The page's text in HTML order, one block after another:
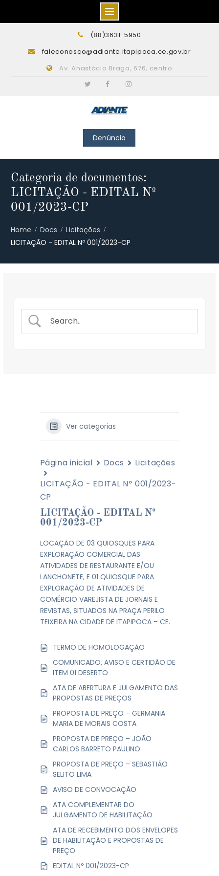
content
(88)3631-5950
faleconosco@adiante.itapipoca.ce.gov.br
Av. Anastácio Braga, 676, centro
Denúncia
Categoria de documentos:
LICITAÇÃO - EDITAL Nº
001/2023-CP
Home Docs
Licitações
LICITAÇÃO - EDITAL Nº 001/2023-CP
Ver categorias
Página inicial Docs
Licitações
LICITAÇÃO - EDITAL Nº 001/2023-
CP
LICITAÇÃO - EDITAL Nº
001/2023-CP
LOCAÇÃO DE 03 QUIOSQUES PARA
EXPLORAÇÃO COMERCIAL DAS
ATIVIDADES DE RESTAURANTE E/OU
LANCHONETE, E 01 QUIOSQUE PARA
EXPLORAÇÃO DE ATIVIDADES DE
COMÉRCIO VAREJISTA DE JORNAIS E
REVISTAS, SITUADOS NA PRAÇA PERILO
TEIXEIRA NA CIDADE DE ITAPIPOCA – CE.
TERMO DE HOMOLOGAÇÃO
COMUNICADO, AVISO E CERTIDÃO DE
ITEM 01 DESERTO
ATA DE ABERTURA E JULGAMENTO DAS
PROPOSTAS DE PREÇOS
PROPOSTA DE PREÇO – GERMANIA
MARIA DE MORAIS COSTA
PROPOSTA DE PREÇO – JOÃO
CARLOS BARRETO PAULINO
PROPOSTA DE PREÇO – SEBASTIÃO
SELITO LIMA
AVISO DE CONVOCAÇÃO
ATA COMPLEMENTAR DO
JULGAMENTO DE HABILITAÇÃO
ATA DE RECEBIMENTO DOS ENVELOPES
DE HABILITAÇÃO E PROPOSTAS DE
PREÇO
EDITAL Nº 001/2023-CP